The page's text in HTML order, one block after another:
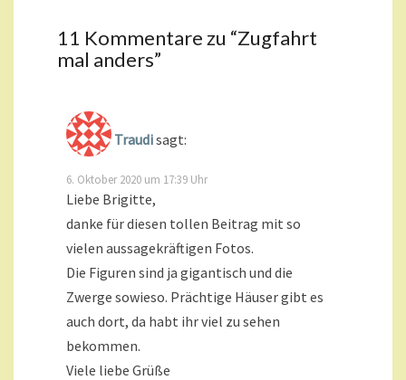
11 Kommentare zu “Zugfahrt
mal anders”
Traudisagt:
6. Oktober 2020 um 17:39 Uhr
Liebe Brigitte,
danke für diesen tollen Beitrag mit so
vielen aussagekräftigen Fotos.
Die Figuren sind ja gigantisch und die
Zwerge sowieso. Prächtige Häuser gibt es
auch dort, da habt ihr viel zu sehen
bekommen.
Viele liebe Grüße